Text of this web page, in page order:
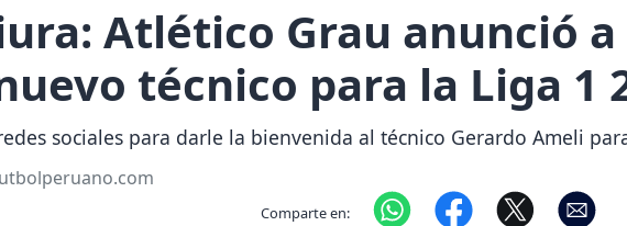
Atlético Grau anunció
técnico para la Liga 1
sociales para darle la bienvenida al técnico Gerardo Ameli
Comparte en: